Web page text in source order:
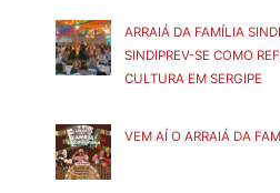
ARRAIÁ DA FAMÍLIA
SINDIPREV-SE COMO
CULTURA EM SERGIPE
VEM AÍ O ARRAIÁ DA